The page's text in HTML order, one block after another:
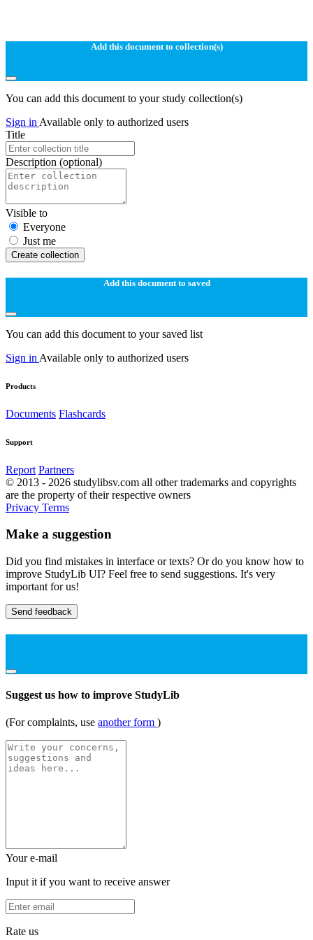
Add this document to collection(s)
You can add this document to your study collection(s)
Sign in Available only to authorized users
Title
Description (optional)
Visible to
Everyone
Just me
Create collection
Add this document to saved
You can add this document to your saved list
Sign in Available only to authorized users
Products
Documents Flashcards
Support
Report Partners
© 2013 - 2026 studylibsv.com all other trademarks and copyrights
are the property of their respective owners
Privacy Terms
Make a suggestion
Did you find mistakes in interface or texts? Or do you know how to
improve StudyLib UI? Feel free to send suggestions. It's very
important for us!
Send feedback
Suggest us how to improve StudyLib
(For complaints, use another form )
Your e-mail
Input it if you want to receive answer
Rate us